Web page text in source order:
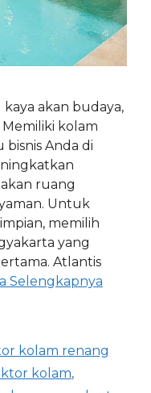
akan budaya,
kolam
Anda di
ruang
Untuk
memilih
yang
Atlantis
Selengkapnya
kolam renang
kolam,